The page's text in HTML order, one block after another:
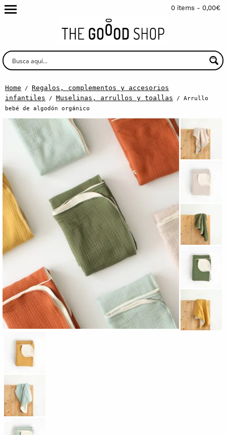
0 items - 0,00€
Home / Regalos, complementos y accesorios
infantiles / Muselinas, arrullos y toallas / Arrullo
bebé de algodón orgánico